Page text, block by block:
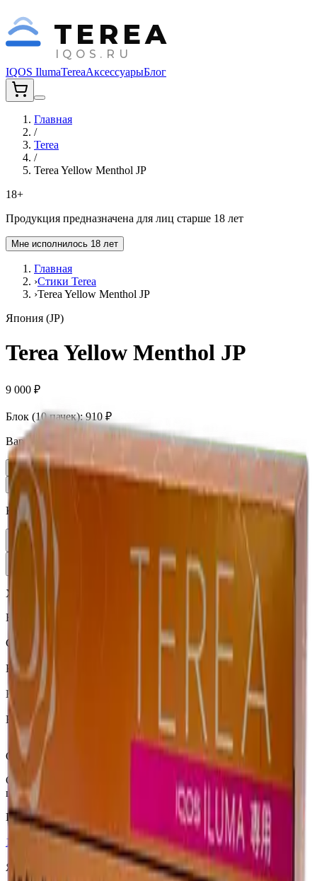
TEREA
IQOS.RU
IQOS IlumaTereaАксессуарыБлог
Главная
/
Terea
/
Terea Yellow Menthol JP
18+
Продукция предназначена для лиц старше 18 лет
Мне исполнилось 18 лет
Главная
›Стики Terea
›Terea Yellow Menthol JP
Япония (JP)
Terea Yellow Menthol JP
9 000 ₽
Блок (10 пачек): 910 ₽
Вариант
Пачка 910 ₽
Блок × 10
Количество
Характеристики
Бренд
Страна
Япония
Крепость
Средний
Капсула
Нет
Вкусы
Фруктовый вкус, Ментол
Описание
Стики TEREA Yellow Menthol для IQOS ILUMA —
цитрусовые и ментоловые ноты — Япония.
Похожие товары
18+ Мне исполнилось 18 лет
Япония (JP)